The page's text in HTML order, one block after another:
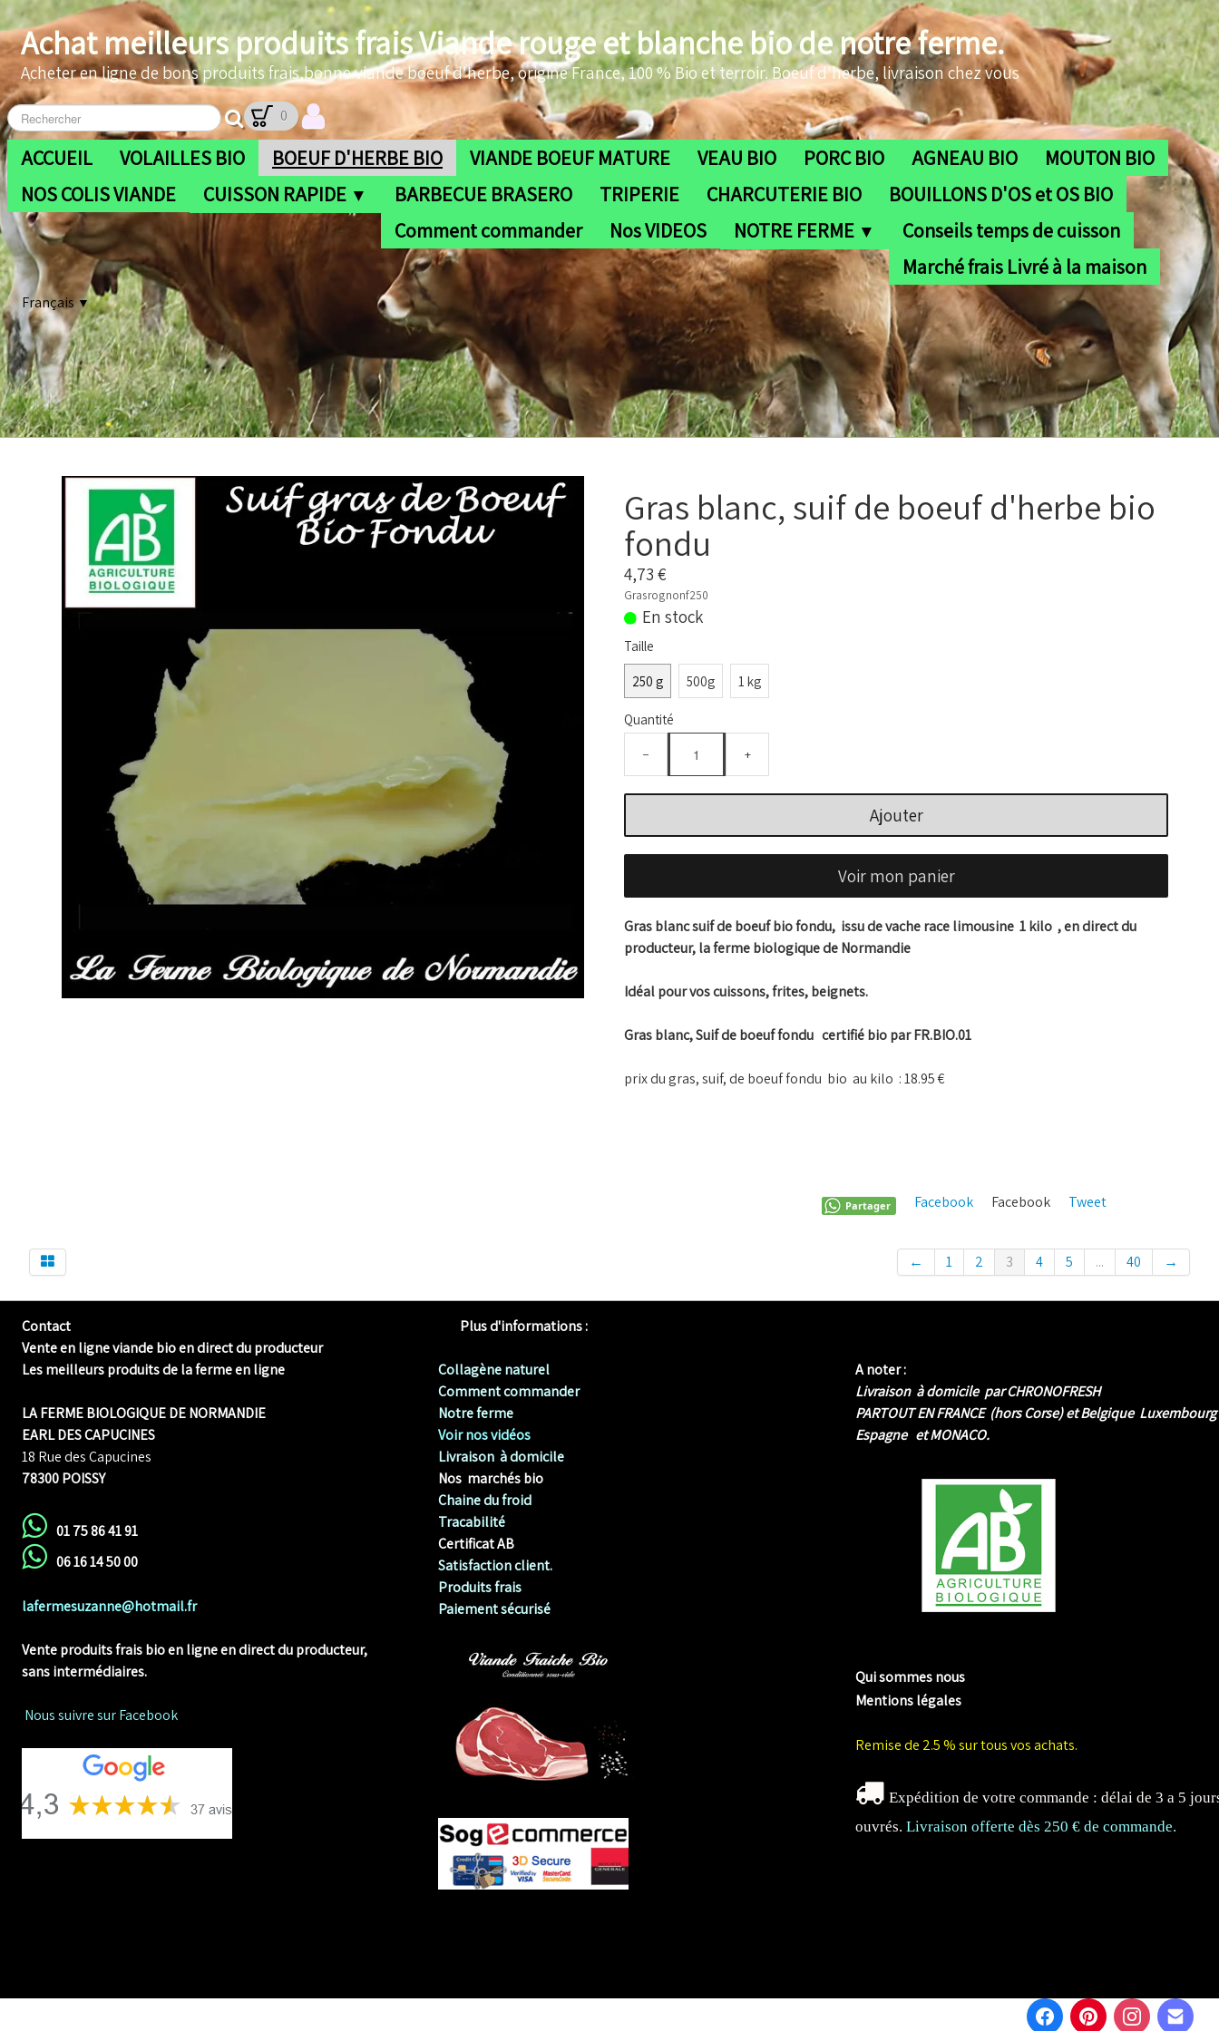
Achat meilleurs produits frais Viande rouge et blanche bio de notre ferme.
Acheter en ligne de bons produits frais,bonne viande boeuf d'herbe, origine France, 100 % Bio et terroir. Boeuf d'herbe, livraison chez vous
0
ACCUEIL VOLAILLES BIO BOEUF D'HERBE BIO VIANDE BOEUF MATURE VEAU BIO PORC BIO AGNEAU BIO
MOUTON BIO
NOS COLIS VIANDE
CUISSON RAPIDE ▼ BARBECUE BRASERO TRIPERIE CHARCUTERIE BIO
BOUILLONS D'OS et OS BIO
Comment commander
Nos VIDEOS NOTRE FERME ▼
Conseils temps de cuisson
Marché frais Livré à la maison
Français▼
Gras blanc, suif de boeuf d'herbe bio
fondu
4,73 €
Grasrognonf250
En stock
Taille
250 g
500g 1 kg
Quantité
− +
Ajouter
Voir mon panier
Gras blanc suif de boeuf bio fondu, issu de vache race limousine 1 kilo , en direct du
producteur, la ferme biologique de Normandie
Idéal pour vos cuissons, frites, beignets.
Gras blanc, Suif de boeuf fondu certifié bio par FR.BIO.01
prix du gras, suif, de boeuf fondu bio au kilo : 18.95 €
Tweet
Facebook
Facebook
Partager
← 1 2 3 4 5 ... 40 →
Contact
Vente en ligne viande bio en direct du producteur
Les meilleurs produits de la ferme en ligne
LA FERME BIOLOGIQUE DE NORMANDIE
EARL DES CAPUCINES
18 Rue des Capucines
78300 POISSY
01 75 86 41 91
06 16 14 50 00
lafermesuzanne@hotmail.fr
Vente produits frais bio en ligneen direct du producteur,
sans intermédiaires.
Nous suivre sur Facebook
Plus d'informations :
Collagène naturel
Comment commander
Notre ferme
Voir nos vidéos
Livraison à domicile
Nos marchés bio
Chaine du froid
Tracabilité
Certificat AB
Satisfaction client.
Produits frais
Paiement sécurisé
A noter :
Livraison à domicile par CHRONOFRESH
PARTOUT EN FRANCE (hors Corse) et Belgique Luxembourg
Espagne et MONACO.
Qui sommes nous
Mentions légales
Remise de 2.5 % sur tous vos achats.
Expédition de votre commande : délai de 3 a 5
ouvrés. Livraison offerte dès 250 € de commande.